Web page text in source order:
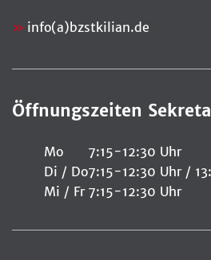
info(a)bzstkilian.de
Öffnungszeiten
Mo
7:15-12:30 Uhr
Di / Do7:15-12:30 Uhr /
Mi / Fr 7:15-12:30 Uhr